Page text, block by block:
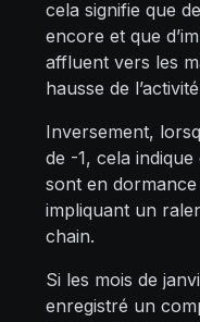
cela signifie que
encore et que
affluent vers les
hausse de
Inversement,
de -1, cela
sont en dormance
impliquant un
chain.
Si les mois de
enregistré un